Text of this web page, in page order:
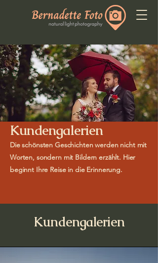
Kundengalerien
Die schönsten Geschichten werden nicht mit
Worten, sondern mit Bildern erzählt. Hier
beginnt Ihre Reise in die Erinnerung.
Kundengalerien